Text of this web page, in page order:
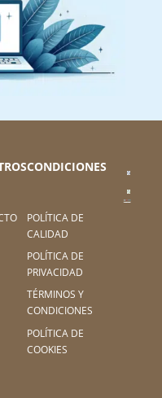
CONDICIONES
POLÍTICA DE
CALIDAD
POLÍTICA DE
PRIVACIDAD
TÉRMINOS Y
CONDICIONES
POLÍTICA DE
COOKIES